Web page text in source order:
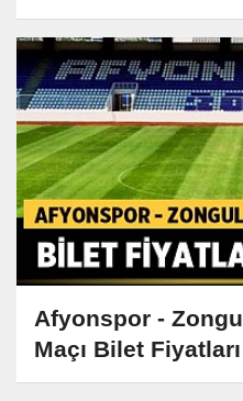
Afyonspor -
Maçı Bilet